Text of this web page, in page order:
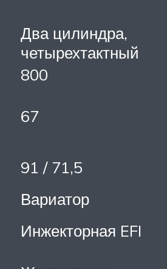
Два цилиндра,
четырехтактный
800
67
91 / 71,5
Вариатор
Инжекторная EFI